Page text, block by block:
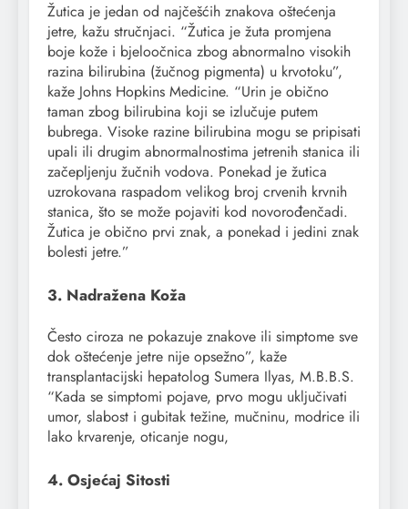
Žutica je jedan od najčešćih znakova oštećenja
jetre, kažu stručnjaci. “Žutica je žuta promjena
boje kože i bjeloočnica zbog abnormalno visokih
razina bilirubina (žučnog pigmenta) u krvotoku”,
kaže Johns Hopkins Medicine. “Urin je obično
taman zbog bilirubina koji se izlučuje putem
bubrega. Visoke razine bilirubina mogu se pripisati
upali ili drugim abnormalnostima jetrenih stanica ili
začepljenju žučnih vodova. Ponekad je žutica
uzrokovana raspadom velikog broj crvenih krvnih
stanica, što se može pojaviti kod novorođenčadi.
Žutica je obično prvi znak, a ponekad i jedini znak
bolesti jetre.”
3. Nadražena Koža
Često ciroza ne pokazuje znakove ili simptome sve
dok oštećenje jetre nije opsežno”, kaže
transplantacijski hepatolog Sumera Ilyas, M.B.B.S.
“Kada se simptomi pojave, prvo mogu uključivati ​​
umor, slabost i gubitak težine, mučninu, modrice ili
lako krvarenje, oticanje nogu,
4. Osjećaj Sitosti